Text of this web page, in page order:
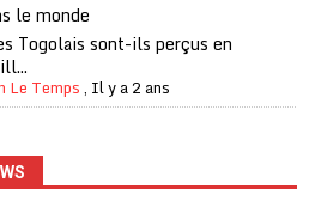
le monde
Togolais sont-ils perçus en
Le Temps, Il y a 2 ans